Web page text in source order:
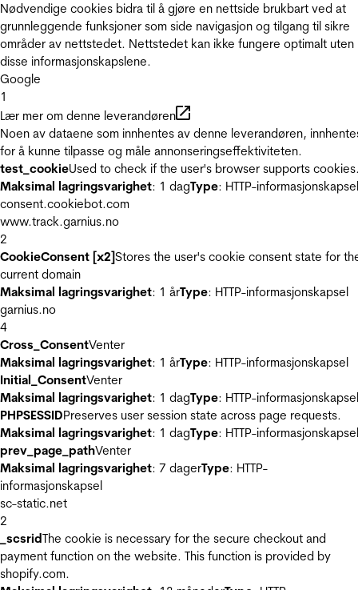
Nødvendige cookies bidra til å gjøre en nettside brukbart ved at
grunnleggende funksjoner som side navigasjon og tilgang til sikre
områder av nettstedet. Nettstedet kan ikke fungere optimalt uten
disse informasjonskapslene.
Google
1
Lær mer om denne leverandøren
Noen av dataene som innhentes av denne leverandøren,
for å kunne tilpasse og måle annonseringseffektiviteten.
test_cookieUsed to check if the user's browser supports
Maksimal lagringsvarighet: 1 dagType: HTTP-informasjonskapsel
consent.cookiebot.com
www.track.garnius.no
2
CookieConsent [x2]Stores the user's cookie consent state for
current domain
Maksimal lagringsvarighet: 1 årType: HTTP-informasjonskapsel
garnius.no
4
Cross_ConsentVenter
Maksimal lagringsvarighet: 1 årType: HTTP-informasjonskapsel
Initial_ConsentVenter
Maksimal lagringsvarighet: 1 dagType: HTTP-informasjonskapsel
PHPSESSIDPreserves user session state across page requests.
Maksimal lagringsvarighet: 1 dagType: HTTP-informasjonskapsel
prev_page_pathVenter
Maksimal lagringsvarighet: 7 dagerType: HTTP-
informasjonskapsel
sc-static.net
2
_scsridThe cookie is necessary for the secure checkout and
payment function on the website. This function is provided by
shopify.com.